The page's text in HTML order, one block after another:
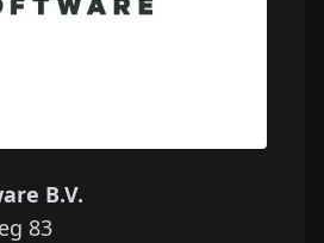
B.V.
83